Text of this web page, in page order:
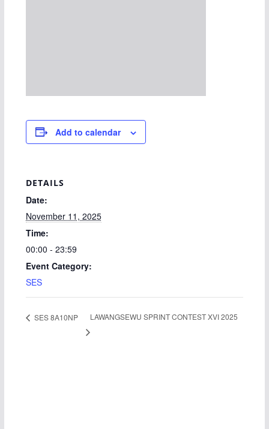
Add to calendar
DETAILS
Date:
November 11, 2025
Time:
00:00 - 23:59
Event Category:
SES
SES 8A10NP LAWANGSEWU SPRINT CONTEST XVI 2025